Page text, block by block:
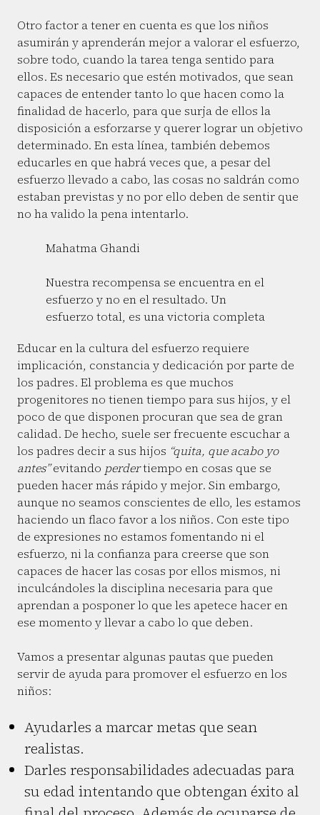
Otro factor a tener en cuenta es que los niños
asumirán y aprenderán mejor a valorar el esfuerzo,
sobre todo, cuando la tarea tenga sentido para
ellos. Es necesario que estén motivados, que sean
capaces de entender tanto lo que hacen como la
finalidad de hacerlo, para que surja de ellos la
disposición a esforzarse y querer lograr un objetivo
determinado. En esta línea, también debemos
educarles en que habrá veces que, a pesar del
esfuerzo llevado a cabo, las cosas no saldrán como
estaban previstas y no por ello deben de sentir que
no ha valido la pena intentarlo.
Mahatma Ghandi
Nuestra recompensa se encuentra en el
esfuerzo y no en el resultado. Un
esfuerzo total, es una victoria completa
Educar en la cultura del esfuerzo requiere
implicación, constancia y dedicación por parte de
los padres. El problema es que muchos
progenitores no tienen tiempo para sus hijos, y el
poco de que disponen procuran que sea de gran
calidad. De hecho, suele ser frecuente escuchar a
los padres decir a sus hijos “quita, que acabo yo
antes”evitando perdertiempo en cosas que se
pueden hacer más rápido y mejor. Sin embargo,
aunque no seamos conscientes de ello, les estamos
haciendo un flaco favor a los niños. Con este tipo
de expresiones no estamos fomentando ni el
esfuerzo, ni la confianza para creerse que son
capaces de hacer las cosas por ellos mismos, ni
inculcándoles la disciplina necesaria para que
aprendan a posponer lo que les apetece hacer en
ese momento y llevar a cabo lo que deben.
Vamos a presentar algunas pautas que pueden
servir de ayuda para promover el esfuerzo en los
niños:
Ayudarles a marcar metas que sean
realistas.
Darles responsabilidades adecuadas para
su edad intentando que obtengan éxito al